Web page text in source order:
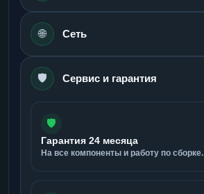
🌐 Сеть
🛡️ Сервис и гарантия
🛡️
Гарантия 24 месяца
На все компоненты и работу по сборке.